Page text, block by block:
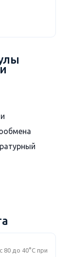
80 до 40°C при